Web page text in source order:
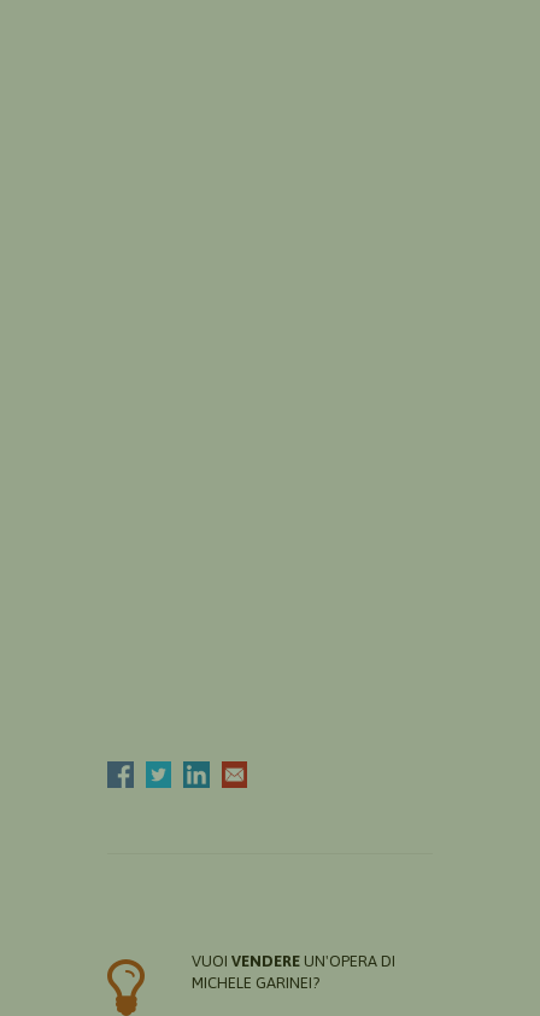
VUOI VENDERE UN'OPERA DI
MICHELE GARINEI?